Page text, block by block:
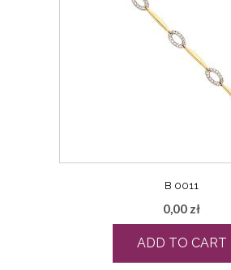
B 0011
0,00 zł
ADD TO CART